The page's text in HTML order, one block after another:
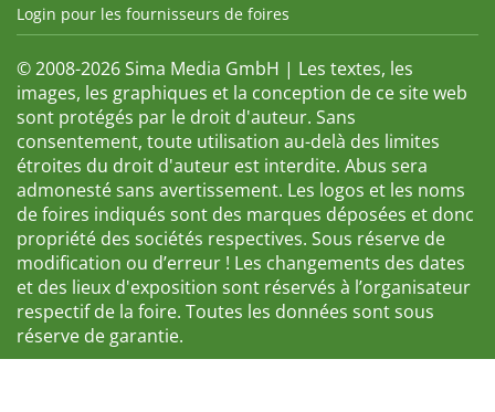
Login pour les fournisseurs de foires
© 2008-2026 Sima Media GmbH | Les textes, les
images, les graphiques et la conception de ce site web
sont protégés par le droit d'auteur. Sans
consentement, toute utilisation au-delà des limites
étroites du droit d'auteur est interdite. Abus sera
admonesté sans avertissement. Les logos et les noms
de foires indiqués sont des marques déposées et donc
propriété des sociétés respectives. Sous réserve de
modification ou d’erreur ! Les changements des dates
et des lieux d'exposition sont réservés à l’organisateur
respectif de la foire. Toutes les données sont sous
réserve de garantie.